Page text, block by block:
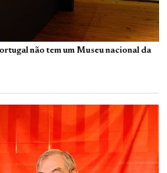
não tem um Museu nacional da